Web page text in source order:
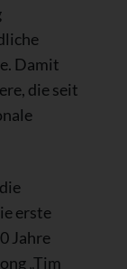
Damit
die seit
erste
Jahre
„Tim